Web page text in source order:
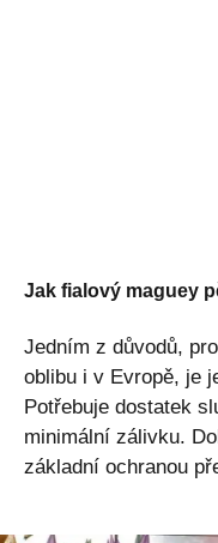
Jak fialový maguey
Jedním z důvodů,
oblibu i v Evropě, je
Potřebuje dostatek
minimální zálivku.
základní ochranou